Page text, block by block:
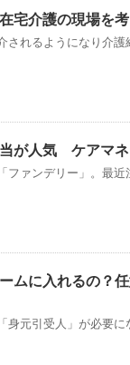
宅介護の現場を
れるようになり介護
が人気 ケアマ
ファンデリー」。最
ムに入れるの？
元引受人」が必要に